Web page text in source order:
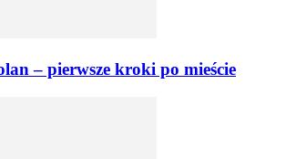
– pierwsze kroki po mieście